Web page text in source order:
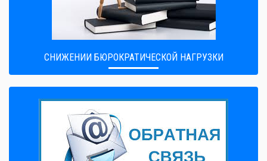
CНИЖЕНИИ БЮРОКРАТИЧЕСКОЙ НАГРУЗКИ